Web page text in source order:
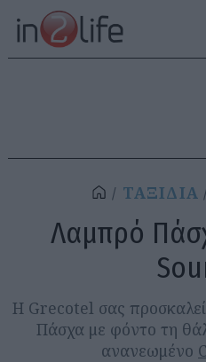
ΤΑΞΙΔΙΑ
Λαμπρό
Η Grecotel σας
Πάσχα με φόντο τη
ανανεωμένο